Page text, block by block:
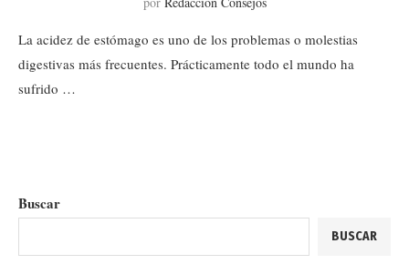
La acidez de estómago es uno de los problemas o molestias
digestivas más frecuentes. Prácticamente todo el mundo ha
sufrido …
Buscar
BUSCAR